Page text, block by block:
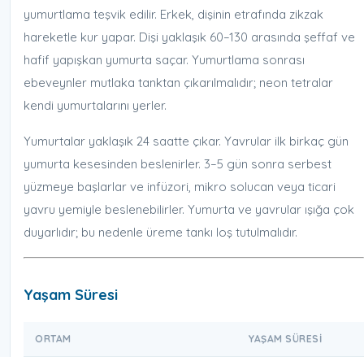
yumurtlama teşvik edilir. Erkek, dişinin etrafında zikzak
hareketle kur yapar. Dişi yaklaşık 60–130 arasında şeffaf ve
hafif yapışkan yumurta saçar. Yumurtlama sonrası
ebeveynler mutlaka tanktan çıkarılmalıdır; neon tetralar
kendi yumurtalarını yerler.
Yumurtalar yaklaşık 24 saatte çıkar. Yavrular ilk birkaç gün
yumurta kesesinden beslenirler. 3–5 gün sonra serbest
yüzmeye başlarlar ve infüzori, mikro solucan veya ticari
yavru yemiyle beslenebilirler. Yumurta ve yavrular ışığa çok
duyarlıdır; bu nedenle üreme tankı loş tutulmalıdır.
Yaşam Süresi
ORTAM YAŞAM SÜRESI